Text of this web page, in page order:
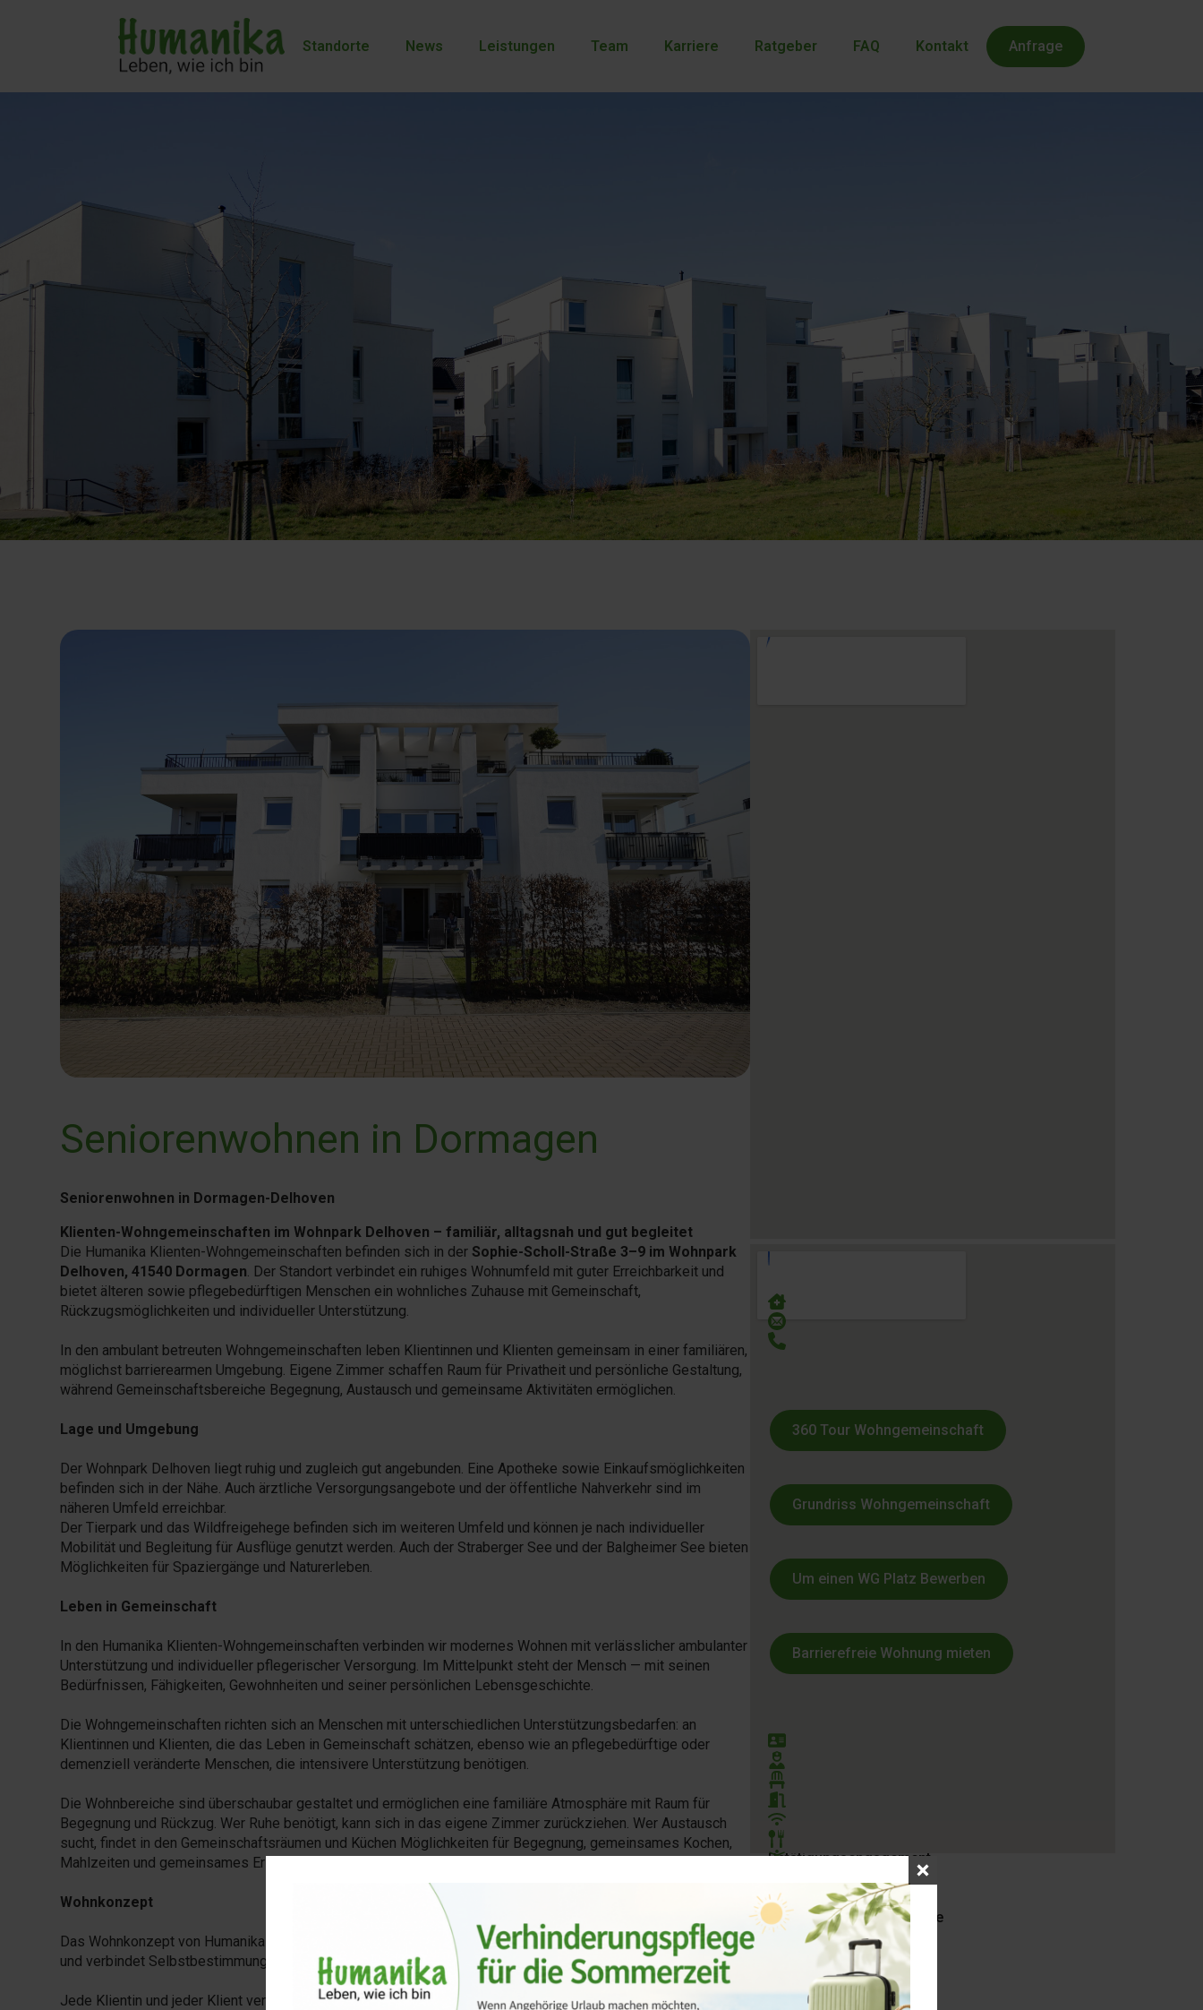
Standorte News Leistungen Team Karriere Ratgeber FAQ Kontakt Anfrage
Seniorenwohnen in Dormagen
Seniorenwohnen in Dormagen-Delhoven
Klienten-Wohngemeinschaften im Wohnpark Delhoven – familiär, alltagsnah und gut begleitet
Die Humanika Klienten-Wohngemeinschaften befinden sich in der Sophie-Scholl-Straße 3–9 im Wohnpark
Delhoven, 41540 Dormagen. Der Standort verbindet ein ruhiges Wohnumfeld mit guter Erreichbarkeit und
bietet älteren sowie pflegebedürftigen Menschen ein wohnliches Zuhause mit Gemeinschaft,
Rückzugsmöglichkeiten und individueller Unterstützung.
In den ambulant betreuten Wohngemeinschaften leben Klientinnen und Klienten gemeinsam in einer familiären,
möglichst barrierearmen Umgebung. Eigene Zimmer schaffen Raum für Privatheit und persönliche Gestaltung,
während Gemeinschaftsbereiche Begegnung, Austausch und gemeinsame Aktivitäten ermöglichen.
Lage und Umgebung
Der Wohnpark Delhoven liegt ruhig und zugleich gut angebunden. Eine Apotheke sowie Einkaufsmöglichkeiten
befinden sich in der Nähe. Auch ärztliche Versorgungsangebote und der öffentliche Nahverkehr sind im
näheren Umfeld erreichbar.
Der Tierpark und das Wildfreigehege befinden sich im weiteren Umfeld und können je nach individueller
Mobilität und Begleitung für Ausflüge genutzt werden. Auch der Straberger See und der Balgheimer See bieten
Möglichkeiten für Spaziergänge und Naturerleben.
Leben in Gemeinschaft
In den Humanika Klienten-Wohngemeinschaften verbinden wir modernes Wohnen mit verlässlicher ambulanter
Unterstützung und individueller pflegerischer Versorgung. Im Mittelpunkt steht der Mensch — mit seinen
Bedürfnissen, Fähigkeiten, Gewohnheiten und seiner persönlichen Lebensgeschichte.
Die Wohngemeinschaften richten sich an Menschen mit unterschiedlichen Unterstützungsbedarfen: an
Klientinnen und Klienten, die das Leben in Gemeinschaft schätzen, ebenso wie an pflegebedürftige oder
demenziell veränderte Menschen, die intensivere Unterstützung benötigen.
Die Wohnbereiche sind überschaubar gestaltet und ermöglichen eine familiäre Atmosphäre mit Raum für
Begegnung und Rückzug. Wer Ruhe benötigt, kann sich in das eigene Zimmer zurückziehen. Wer Austausch
sucht, findet in den Gemeinschaftsräumen und Küchen Möglichkeiten für Begegnung, gemeinsames Kochen,
Mahlzeiten und gemeinsames Erleben.
Wohnkonzept
Das Wohnkonzept von Humanika orientiert sich an den Bedürfnissen älterer und pflegebedürftiger Menschen
und verbindet Selbstbestimmung, Gemeinschaft und individuelle Unterstützung.
Jede Klientin und jeder Klient verfügt über ein eigenes Zimmer, das nach Möglichkeit mit persönlichen
Sophie-Scholl-Str. 3-9 41540 Dormagen
beratung@humanika.de
0231 – 58 68 78-88
360 Tour Wohngemeinschaft
Grundriss Wohngemeinschaft
Um einen WG Platz Bewerben
Barrierefreie Wohnung mieten
HP Pflegedienst
Geprüfte Pflegekräfte
Moderne Einrichtung
Komfortable Zimmer
WLAN
Frische Verpflegung
Betätigungsengagement
Hausnotruf
Digitale Assistenzsysteme
Sturzerkennung